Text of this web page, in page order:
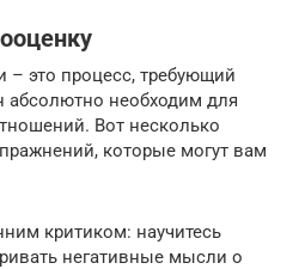
это процесс, требующий
абсолютно необходим для
Вот несколько
которые могут вам
критиком: научитесь
негативные мысли о